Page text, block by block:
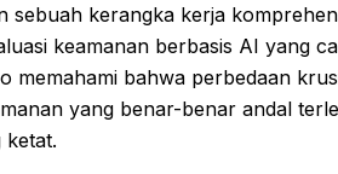
sebuah kerangka kerja
keamanan berbasis AI yang
memahami bahwa perbedaan
yang benar-benar andal
ketat.